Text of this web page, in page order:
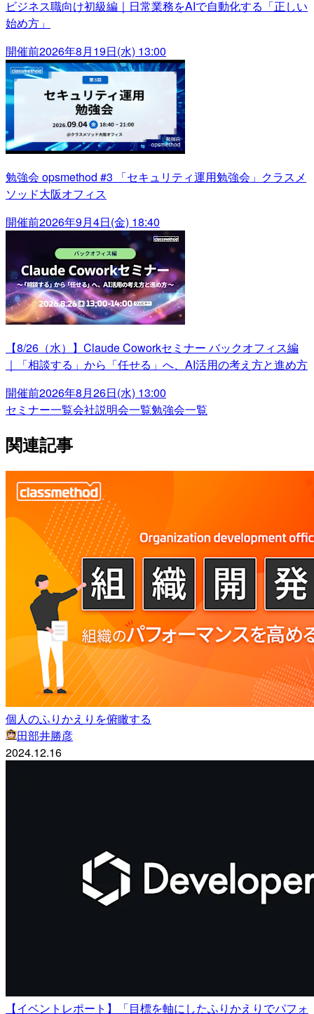
ビジネス職向け初級編｜日常業務をAIで自動化する「正しい
始め方」
開催前2026年8月19日(水) 13:00
勉強会 opsmethod #3 「セキュリティ運用勉強会」クラスメ
ソッド大阪オフィス
開催前2026年9月4日(金) 18:40
【8/26（水）】Claude Coworkセミナー バックオフィス編
｜「相談する」から「任せる」へ、AI活用の考え方と進め方
開催前2026年8月26日(水) 13:00
セミナー一覧会社説明会一覧勉強会一覧
関連記事
個人のふりかえりを俯瞰する
田部井勝彦
2024.12.16
【イベントレポート】「目標を軸にしたふりかえりでパフォ